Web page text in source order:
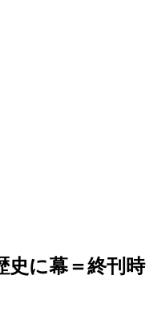
史に幕＝終刊時